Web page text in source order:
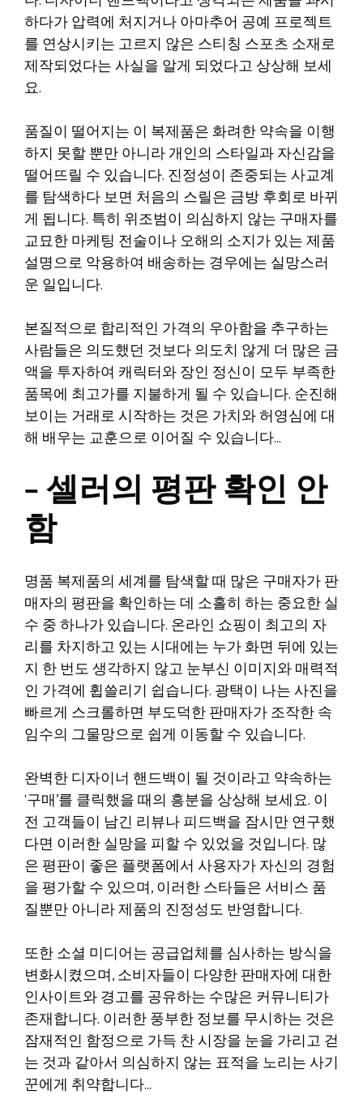
하다가 압력에 처지거나 아마추어 공예 프로젝트
를 연상시키는 고르지 않은 스티칭 스포츠 소재로
제작되었다는 사실을 알게 되었다고 상상해 보세
요.
품질이 떨어지는 이 복제품은 화려한 약속을 이행
하지 못할 뿐만 아니라 개인의 스타일과 자신감을
떨어뜨릴 수 있습니다. 진정성이 존중되는 사교계
를 탐색하다 보면 처음의 스릴은 금방 후회로 바뀌
게 됩니다. 특히 위조범이 의심하지 않는 구매자를
교묘한 마케팅 전술이나 오해의 소지가 있는 제품
설명으로 악용하여 배송하는 경우에는 실망스러
운 일입니다.
본질적으로 합리적인 가격의 우아함을 추구하는
사람들은 의도했던 것보다 의도치 않게 더 많은 금
액을 투자하여 캐릭터와 장인 정신이 모두 부족한
품목에 최고가를 지불하게 될 수 있습니다. 순진해
보이는 거래로 시작하는 것은 가치와 허영심에 대
해 배우는 교훈으로 이어질 수 있습니다…
– 셀러의 평판 확인 안
함
명품 복제품의 세계를 탐색할 때 많은 구매자가 판
매자의 평판을 확인하는 데 소홀히 하는 중요한 실
수 중 하나가 있습니다. 온라인 쇼핑이 최고의 자
리를 차지하고 있는 시대에는 누가 화면 뒤에 있는
지 한 번도 생각하지 않고 눈부신 이미지와 매력적
인 가격에 휩쓸리기 쉽습니다. 광택이 나는 사진을
빠르게 스크롤하면 부도덕한 판매자가 조작한 속
임수의 그물망으로 쉽게 이동할 수 있습니다.
완벽한 디자이너 핸드백이 될 것이라고 약속하는
‘구매’를 클릭했을 때의 흥분을 상상해 보세요. 이
전 고객들이 남긴 리뷰나 피드백을 잠시만 연구했
다면 이러한 실망을 피할 수 있었을 것입니다. 많
은 평판이 좋은 플랫폼에서 사용자가 자신의 경험
을 평가할 수 있으며, 이러한 스타들은 서비스 품
질뿐만 아니라 제품의 진정성도 반영합니다.
또한 소셜 미디어는 공급업체를 심사하는 방식을
변화시켰으며, 소비자들이 다양한 판매자에 대한
인사이트와 경고를 공유하는 수많은 커뮤니티가
존재합니다. 이러한 풍부한 정보를 무시하는 것은
잠재적인 함정으로 가득 찬 시장을 눈을 가리고 걷
는 것과 같아서 의심하지 않는 표적을 노리는 사기
꾼에게 취약합니다…